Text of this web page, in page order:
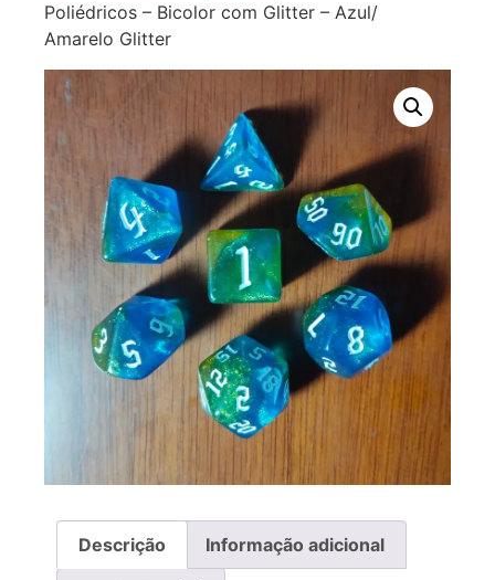
Poliédricos – Bicolor com Glitter – Azul/
Amarelo Glitter
Descrição Informação adicional